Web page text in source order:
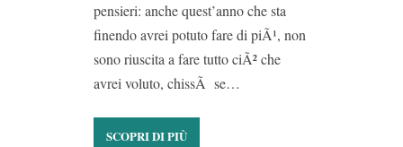
pensieri: anche quest’anno che sta
finendo avrei potuto fare di piÃ¹, non
sono riuscita a fare tutto ciÃ² che
avrei voluto, chissÃ se…
SCOPRI DI PIÙ